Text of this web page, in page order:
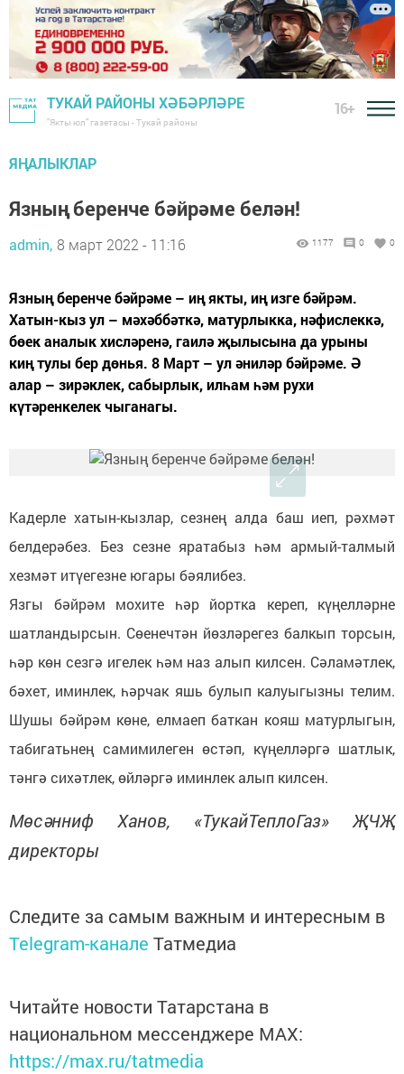
ТУКАЙ РАЙОНЫ ХӘБӘРЛӘРЕ
"Якты юл" газетасы - Тукай районы
16+
ЯҢАЛЫКЛАР
Язның беренче бәйрәме белән!
admin, 8 март 2022 - 11:16 1177 0 0
Язның беренче бәйрәме – иң якты, иң изге бәйрәм.
Хатын-кыз ул – мәхәббәткә, матурлыкка, нәфислеккә,
бөек аналык хисләренә, гаилә җылысына да урыны
киң тулы бер дөнья. 8 Март – ул әниләр бәйрәме. Ә
алар – зирәклек, сабырлык, илһам һәм рухи
күтәренкелек чыганагы.
Кадерле хатын-кызлар, сезнең алда баш иеп, рәхмәт
белдерәбез. Без сезне яратабыз һәм армый-талмый
хезмәт итүегезне югары бәялибез.
Язгы бәйрәм мохите һәр йортка кереп, күңелләрне
шатландырсын. Сөенечтән йөзләрегез балкып торсын,
һәр көн сезгә игелек һәм наз алып килсен. Сәламәтлек,
бәхет, иминлек, һәрчак яшь булып калуыгызны телим.
Шушы бәйрәм көне, елмаеп баткан кояш матурлыгын,
табигатьнең самимилеген өстәп, күңелләргә шатлык,
тәнгә сихәтлек, өйләргә иминлек алып килсен.
Мөсәнниф Ханов, «ТукайТеплоГаз» ҖЧҖ
директоры
Следите за самым важным и интересным в
Telegram-канале Татмедиа
Читайте новости Татарстана в
национальном мессенджере MАХ:
https://max.ru/tatmedia